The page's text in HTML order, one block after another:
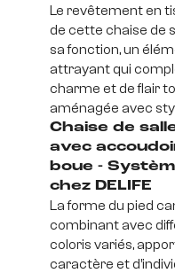
Le revêtement en
de cette chaise de
sa fonction, un
attrayant qui
charme et de flair
aménagée avec
Chaise de
avec
boue -
chez DELIFE
La forme du pied
combinant avec
coloris variés,
caractère et